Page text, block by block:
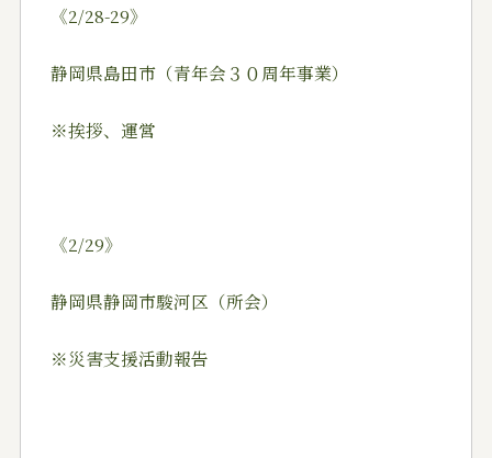
《2/28-29》
静岡県島田市（青年会３０周年事業）
※挨拶、運営
《2/29》
静岡県静岡市駿河区（所会）
※災害支援活動報告